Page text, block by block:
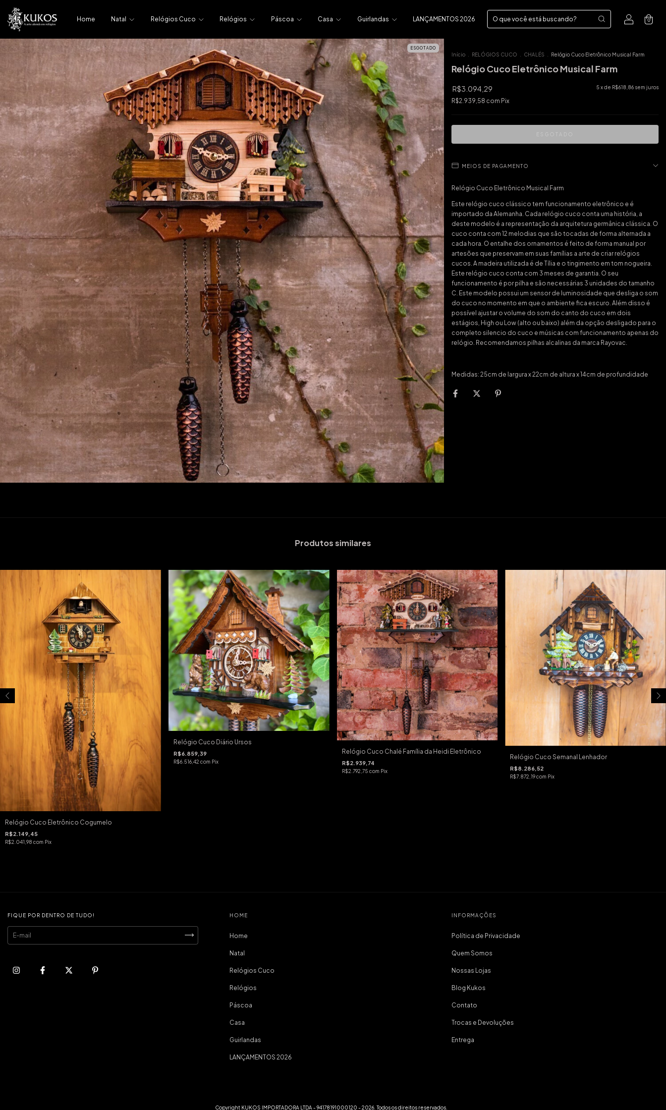
Home Natal Relógios Cuco Relógios Páscoa Casa Guirlandas LANÇAMENTOS 2026 0
ESGOTADO
Início RELÓGIOS CUCO CHALÉS Relógio Cuco Eletrônico Musical Farm
Relógio Cuco Eletrônico Musical Farm
R$3.094,29 5 x de R$618,86 sem juros
R$2.939,58 com Pix
MEIOS DE PAGAMENTO
Relógio Cuco Eletrônico Musical Farm
Este relógio cuco clássico tem funcionamento eletrônico e é
importado da Alemanha. Cada relógio cuco conta uma história, a
deste modelo é a representação da arquitetura germânica clássica. O
cuco conta com 12 melodias que são tocadas de forma alternada a
cada hora. O entalhe dos ornamentos é feito de forma manual por
artesões que preservam em suas famílias a arte de criar relógios
cucos. A madeira utilizada é de Tília e o tingimento em tom nogueira.
Este relógio cuco conta com 3 meses de garantia. O seu
funcionamento é por pilha e são necessárias 3 unidades do tamanho
C. Este modelo possui um sensor de luminosidade que desliga o som
do cuco no momento em que o ambiente fica escuro. Além disso é
possível ajustar o volume do som do canto do cuco em dois
estágios, High ou Low (alto ou baixo) além da opção desligado para o
completo silencio do cuco e músicas com funcionamento apenas do
relógio. Recomendamos pilhas alcalinas da marca Rayovac.
Medidas: 25cm de largura x 22cm de altura x 14cm de profundidade
Produtos similares
Relógio Cuco Eletrônico Cogumelo
R$2.149,45
R$2.041,98 com Pix
Relógio Cuco Diário Ursos
R$6.859,39
R$6.516,42 com Pix
Relógio Cuco Chalé Família da Heidi Eletrônico
R$2.939,74
R$2.792,75 com Pix
Relógio Cuco Semanal Lenhador
R$8.286,52
R$7.872,19com Pix
FIQUE POR DENTRO DE TUDO! HOME
Home
Natal
Relógios Cuco
Relógios
Páscoa
Casa
Guirlandas
LANÇAMENTOS 2026
INFORMAÇÕES
Política de Privacidade
Quem Somos
Nossas Lojas
Blog Kukos
Contato
Trocas e Devoluções
Entrega
Copyright KUKOS IMPORTADORA LTDA - 94178191000120 - 2026. Todos os direitos reservados.